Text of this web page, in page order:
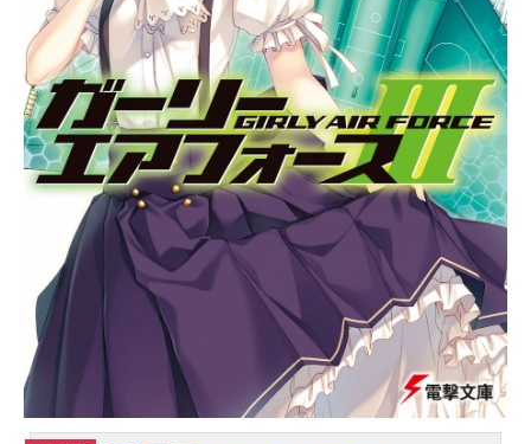
デザイン：山崎淳プロップデザイ
ン：松本恵美術設定：中島美佳美術
監督：安田ゆかり背景：オリーブ色
彩設計：真壁源太撮影監督：桒野貴
文編集：小野寺絵美音響監督：えび
なやすのり音楽：三澤康広音楽制
作：KADOKAWAアニメーション制
作：動画工房製作：うちのメイドが
ウザすぎる！製作委員会主題歌OP：
「ウザウザ☆わおーっす！」高梨ミ
ーシャ（白石晴香）&鴨居つばめ（沼
倉愛美）ED：「ときめき☆くらいま
っくす」鴨居つばめ（沼倉愛美）&高
梨ミーシャ（白石晴香）公開開始...